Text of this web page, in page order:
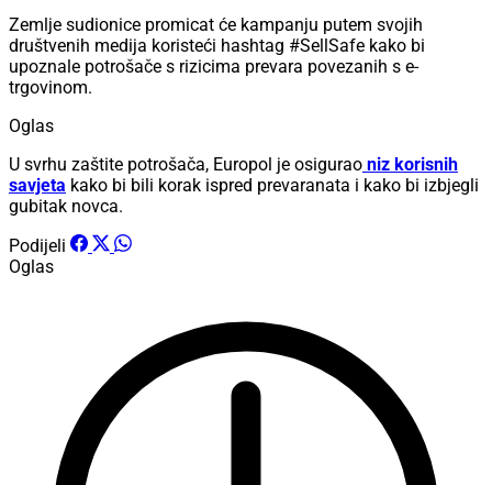
Zemlje sudionice promicat će kampanju putem svojih
društvenih medija koristeći hashtag #SellSafe kako bi
upoznale potrošače s rizicima prevara povezanih s e-
trgovinom.
Oglas
U svrhu zaštite potrošača, Europol je osigurao niz korisnih
savjeta kako bi bili korak ispred prevaranata i kako bi izbjegli
gubitak novca.
Podijeli
Oglas